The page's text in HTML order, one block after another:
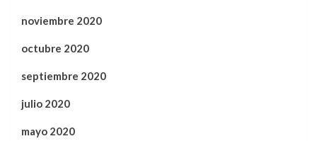
noviembre 2020
octubre 2020
septiembre 2020
julio 2020
mayo 2020